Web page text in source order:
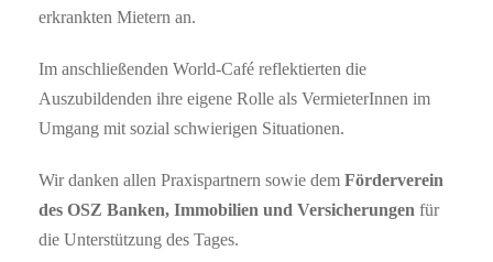
erkrankten Mietern an.
Im anschließenden World-Café reflektierten die
Auszubildenden ihre eigene Rolle als VermieterInnen im
Umgang mit sozial schwierigen Situationen.
Wir danken allen Praxispartnern sowie dem Förderverein
des OSZ Banken, Immobilien und Versicherungen für
die Unterstützung des Tages.